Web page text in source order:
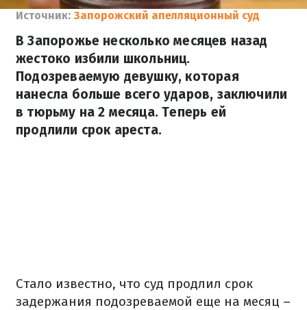
Источник: Запорожский апелляционный суд
В Запорожье несколько месяцев назад
жестоко избили школьниц.
Подозреваемую девушку, которая
нанесла больше всего ударов, заключили
в тюрьму на 2 месяца. Теперь ей
продлили срок ареста.
Стало известно, что суд продлил срок
задержания подозреваемой еще на месяц –